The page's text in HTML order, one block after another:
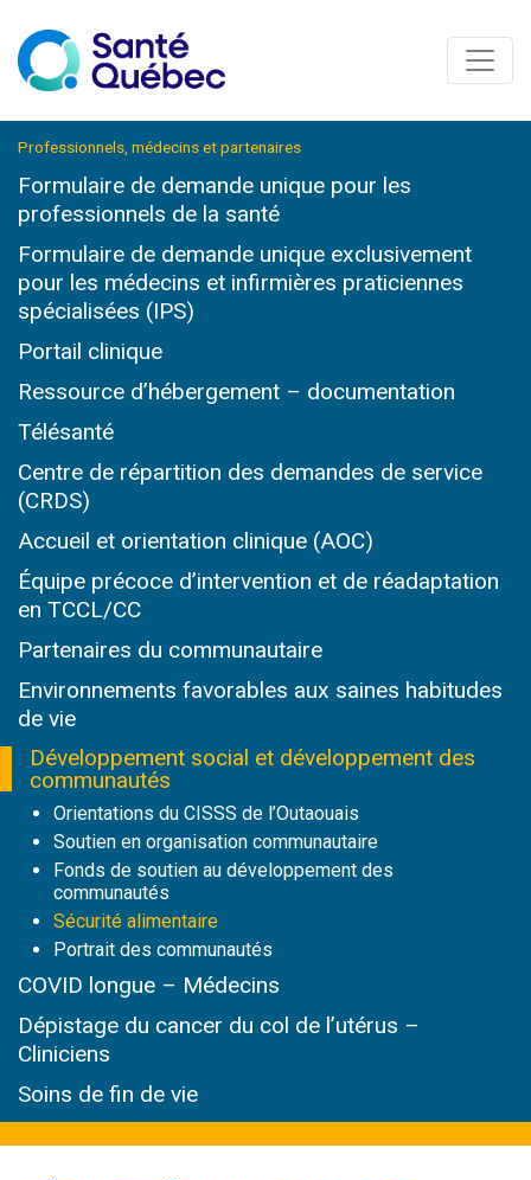
Professionnels, médecins et partenaires
Formulaire de demande unique pour les
professionnels de la santé
Formulaire de demande unique exclusivement
pour les médecins et infirmières praticiennes
spécialisées (IPS)
Portail clinique
Ressource d’hébergement – documentation
Télésanté
Centre de répartition des demandes de service
(CRDS)
Accueil et orientation clinique (AOC)
Équipe précoce d’intervention et de réadaptation
en TCCL/CC
Partenaires du communautaire
Environnements favorables aux saines habitudes
de vie
Développement social et développement des
communautés
Orientations du CISSS de l’Outaouais
Soutien en organisation communautaire
Fonds de soutien au développement des
communautés
Sécurité alimentaire
Portrait des communautés
COVID longue – Médecins
Dépistage du cancer du col de l’utérus –
Cliniciens
Soins de fin de vie